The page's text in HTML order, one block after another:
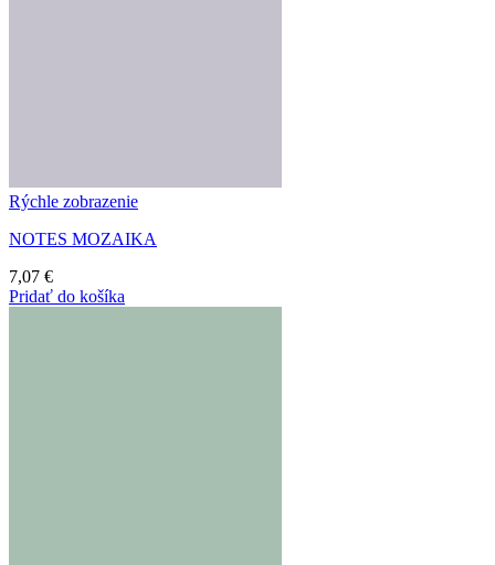
Rýchle zobrazenie
NOTES MOZAIKA
7,07 €
Pridať do košíka